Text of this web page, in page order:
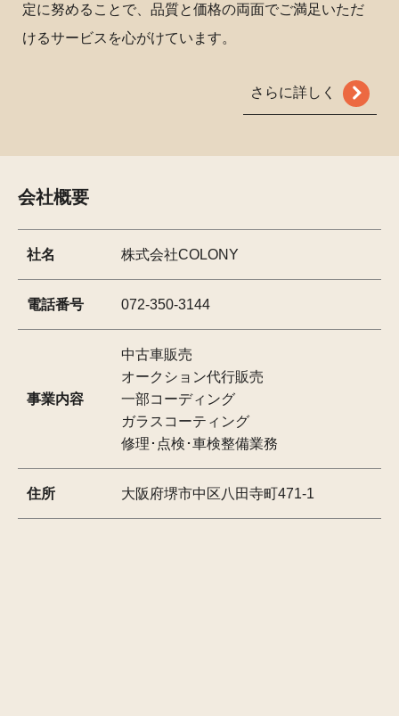
定に努めることで、品質と価格の両面でご満足いただ
けるサービスを心がけています。
さらに詳しく
会社概要
社名 株式会社COLONY
電話番号 072-350-3144
事業内容
中古車販売
オークション代行販売
一部コーディング
ガラスコーティング
修理･点検･車検整備業務
住所 大阪府堺市中区八田寺町471-1